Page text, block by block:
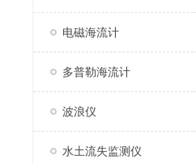
电磁海流计
多普勒海流计
波浪仪
水土流失监测仪